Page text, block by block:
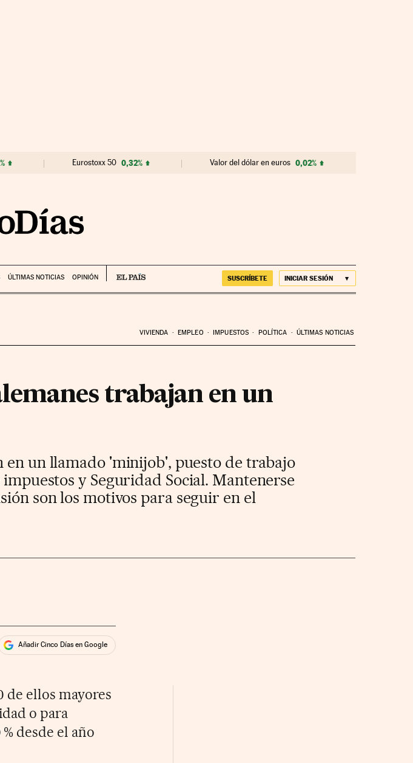
Eurostoxx 50 0,32% Valor del dólar en euros 0,02%
ÚLTIMAS NOTICIAS OPINIÓN SUSCRÍBETE INICIAR SESIÓN
VIVIENDA EMPLEO IMPUESTOS POLÍTICA ÚLTIMAS NOTICIAS
trabajan en un
en un llamado 'minijob', puesto de trabajo
y Seguridad Social. Mantenerse
son los motivos para seguir en el
Añadir Cinco Días en Google
de ellos mayores
o para
desde el año